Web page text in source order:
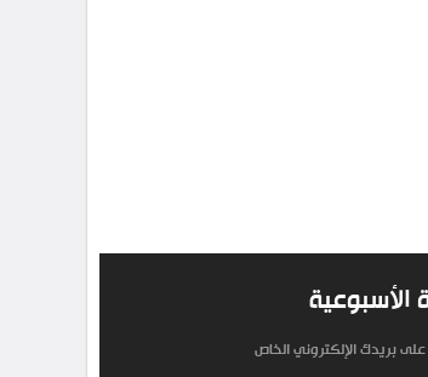
على بريدك الإلكتروني الخاص